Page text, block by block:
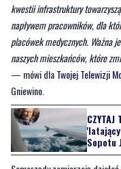
naszych mieszkańców, które
— mówi dlaTwojej Telewizji
Gniewino.
CZYTAJ
Samorządy zamierzają
społeczność lokalną w
i instytucjami